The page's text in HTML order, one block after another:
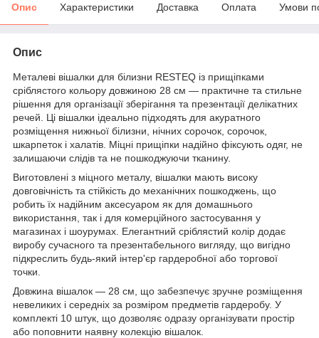
Опис Характеристики Доставка Оплата Умови
Опис
Металеві вішалки для білизни RESTEQ із прищіпками
сріблястого кольору довжиною 28 см — практичне та стильне
рішення для організації зберігання та презентації делікатних
речей. Ці вішалки ідеально підходять для акуратного
розміщення нижньої білизни, нічних сорочок, сорочок,
шкарпеток і халатів. Міцні прищіпки надійно фіксують одяг, не
залишаючи слідів та не пошкоджуючи тканину.
Виготовлені з міцного металу, вішалки мають високу
довговічність та стійкість до механічних пошкоджень, що
робить їх надійним аксесуаром як для домашнього
використання, так і для комерційного застосування у
магазинах і шоурумах. Елегантний сріблястий колір додає
виробу сучасного та презентабельного вигляду, що вигідно
підкреслить будь-який інтер'єр гардеробної або торгової
точки.
Довжина вішалок — 28 см, що забезпечує зручне розміщення
невеликих і середніх за розміром предметів гардеробу. У
комплекті 10 штук, що дозволяє одразу організувати простір
або поповнити наявну колекцію вішалок.